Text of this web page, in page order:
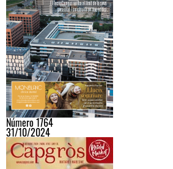
Número 1764
31/10/2024